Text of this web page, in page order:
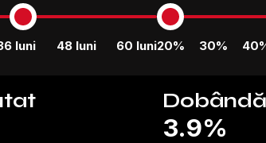
luni 48 luni 60 luni20% 30%
Dobândă
3.9%